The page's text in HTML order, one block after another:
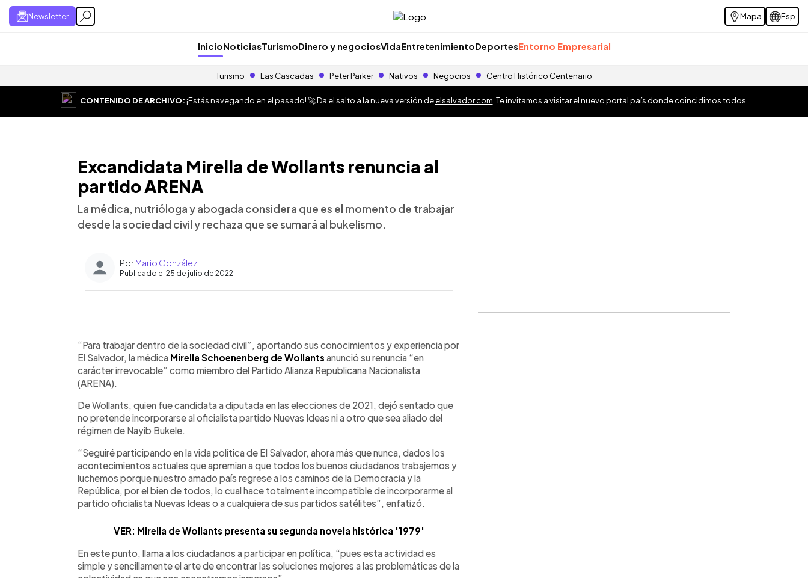
Newsletter Mapa Esp
InicioNoticiasTurismoDinero y negociosVidaEntretenimientoDeportesEntorno Empresarial
Turismo Las Cascadas Peter Parker Nativos Negocios Centro Histórico Centenario
CONTENIDO DE ARCHIVO:¡Estás navegando en el pasado! 🚀 Da el salto a la nueva versión deelsalvador.com . Te invitamos a visitar el nuevo portal país donde coincidimos todos.
Excandidata Mirella de Wollants renuncia al
partido ARENA
La médica, nutrióloga y abogada considera que es el momento de trabajar
desde la sociedad civil y rechaza que se sumará al bukelismo.
PorMario González
Publicado el 25 de julio de 2022
► Escuchar artículo
“Para trabajar dentro de la sociedad civil”, aportando sus conocimientos y experiencia por
El Salvador, la médica Mirella Schoenenberg de Wollants anunció su renuncia “en
carácter irrevocable” como miembro del Partido Alianza Republicana Nacionalista
(ARENA).
De Wollants, quien fue candidata a diputada en las elecciones de 2021, dejó sentado que
no pretende incorporarse al oficialista partido Nuevas Ideas ni a otro que sea aliado del
régimen de Nayib Bukele.
“Seguiré participando en la vida política de El Salvador, ahora más que nunca, dados los
acontecimientos actuales que apremian a que todos los buenos ciudadanos trabajemos y
luchemos porque nuestro amado país regrese a los caminos de la Democracia y la
República, por el bien de todos, lo cual hace totalmente incompatible de incorporarme al
partido oficialista Nuevas Ideas o a cualquiera de sus partidos satélites”, enfatizó.
VER: Mirella de Wollants presenta su segunda novela histórica '1979'
En este punto, llama a los ciudadanos a participar en política, “pues esta actividad es
simple y sencillamente el arte de encontrar las soluciones mejores a las problemáticas de la